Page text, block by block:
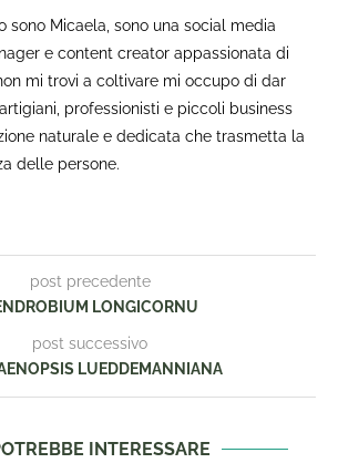
sono Micaela, sono una social media
e content creator appassionata di
mi trovi a coltivare mi occupo di dar
professionisti e piccoli business
naturale e dedicata che trasmetta la
delle persone.
post precedente
LONGICORNU
post successivo
LUEDDEMANNIANA
INTERESSARE